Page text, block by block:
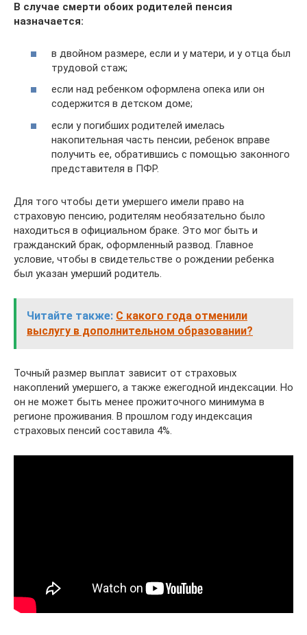
В случае смерти обоих родителей пенсия
назначается:
в двойном размере, если и у матери, и у отца был
трудовой стаж;
если над ребенком оформлена опека или он
содержится в детском доме;
если у погибших родителей имелась
накопительная часть пенсии, ребенок вправе
получить ее, обратившись с помощью законного
представителя в ПФР.
Для того чтобы дети умершего имели право на
страховую пенсию, родителям необязательно было
находиться в официальном браке. Это мог быть и
гражданский брак, оформленный развод. Главное
условие, чтобы в свидетельстве о рождении ребенка
был указан умерший родитель.
Читайте также: С какого года отменили
выслугу в дополнительном образовании?
Точный размер выплат зависит от страховых
накоплений умершего, а также ежегодной индексации. Но
он не может быть менее прожиточного минимума в
регионе проживания. В прошлом году индексация
страховых пенсий составила 4%.